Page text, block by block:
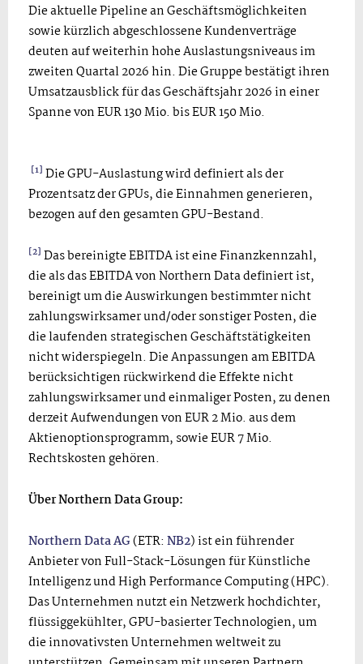
Die aktuelle Pipeline an Geschäftsmöglichkeiten
sowie kürzlich abgeschlossene Kundenverträge
deuten auf weiterhin hohe Auslastungsniveaus im
zweiten Quartal 2026 hin. Die Gruppe bestätigt ihren
Umsatzausblick für das Geschäftsjahr 2026 in einer
Spanne von EUR 130 Mio. bis EUR 150 Mio.
[1] Die GPU-Auslastung wird definiert als der
Prozentsatz der GPUs, die Einnahmen generieren,
bezogen auf den gesamten GPU-Bestand.
[2] Das bereinigte EBITDA ist eine Finanzkennzahl,
die als das EBITDA von Northern Data definiert ist,
bereinigt um die Auswirkungen bestimmter nicht
zahlungswirksamer und/oder sonstiger Posten, die
die laufenden strategischen Geschäftstätigkeiten
nicht widerspiegeln. Die Anpassungen am EBITDA
berücksichtigen rückwirkend die Effekte nicht
zahlungswirksamer und einmaliger Posten, zu denen
derzeit Aufwendungen von EUR 2 Mio. aus dem
Aktienoptionsprogramm, sowie EUR 7 Mio.
Rechtskosten gehören.
Über Northern Data Group:
Northern Data AG(ETR: NB2) ist ein führender
Anbieter von Full-Stack-Lösungen für Künstliche
Intelligenz und High Performance Computing (HPC).
Das Unternehmen nutzt ein Netzwerk hochdichter,
flüssiggekühlter, GPU-basierter Technologien, um
die innovativsten Unternehmen weltweit zu